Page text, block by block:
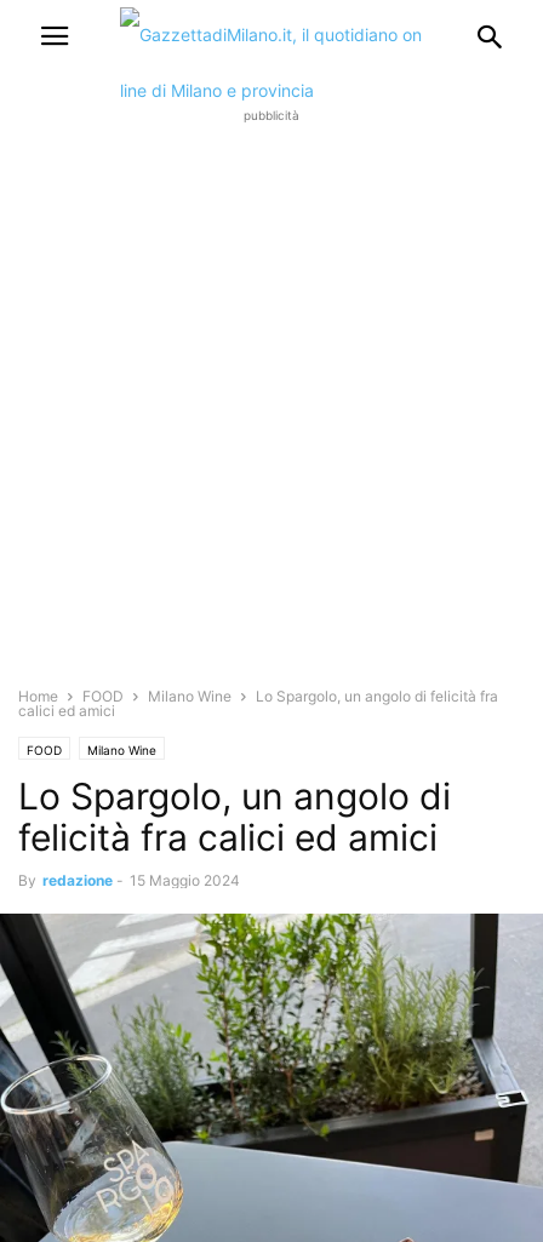
pubblicità
Home FOOD Milano Wine
Lo Spargolo, un angolo di felicità fra
calici ed amici
FOOD Milano Wine
Lo Spargolo, un angolo di
felicità fra calici ed amici
By redazione - 15 Maggio 2024